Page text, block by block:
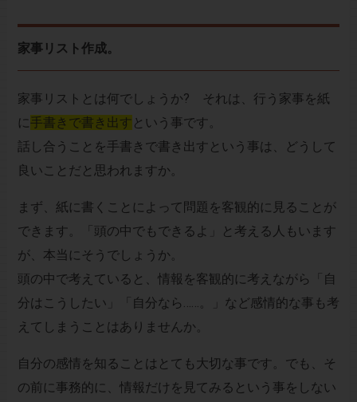
家事リスト作成。
家事リストとは何でしょうか? それは、行う家事を紙
に 手書きで書き出す という事です。
話し合うことを手書きで書き出すという事は、どうして
良いことだと思われますか。
まず、紙に書くことによって問題を客観的に見ることが
できます。「頭の中でもできるよ」と考える人もいます
が、本当にそうでしょうか。
頭の中で考えていると、情報を客観的に考えながら「自
分はこうしたい」「自分なら……。」など感情的な事も考
えてしまうことはありませんか。
自分の感情を知ることはとても大切な事です。でも、そ
の前に事務的に、情報だけを見てみるという事をしない